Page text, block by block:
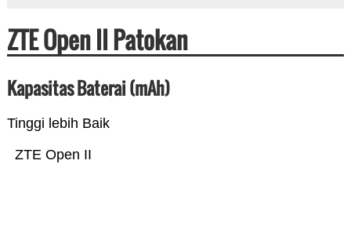
ZTE Open II Patokan
Kapasitas Baterai (mAh)
Tinggi lebih Baik
ZTE Open II